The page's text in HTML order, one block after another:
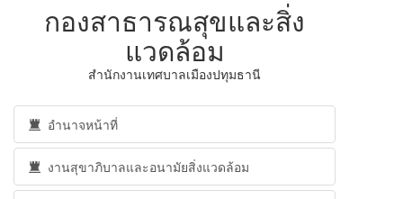
กองสาธารณสุขและสิ่ง
แวดล้อม
​สำนักงานเทศบาลเมืองปทุมธานี
อำนาจหน้าที่
งานสุขาภิบาลและอนามัยสิ่งแวดล้อม